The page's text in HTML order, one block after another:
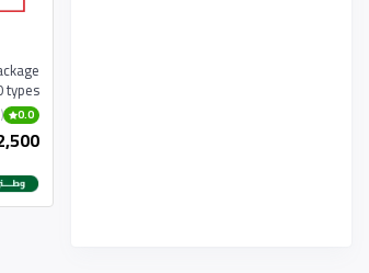
types
0.0
(0)